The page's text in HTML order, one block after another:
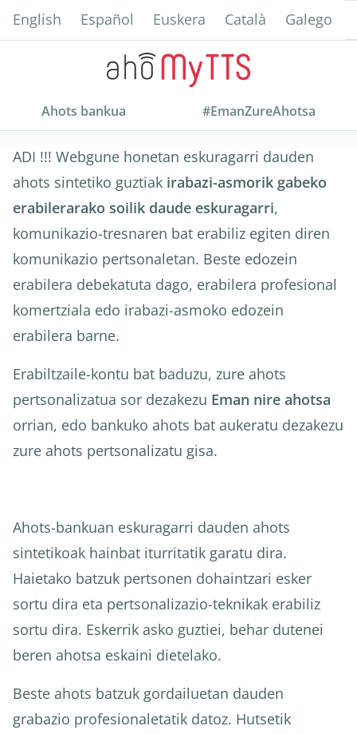
Skip
to
English Español Euskera Català Galego
Ahots bankua #EmanZureAhotsa
ADI !!! Webgune honetan eskuragarri dauden
ahots sintetiko guztiak irabazi-asmorik gabeko
erabilerarako soilik daude eskuragarri,
komunikazio-tresnaren bat erabiliz egiten diren
komunikazio pertsonaletan. Beste edozein
erabilera debekatuta dago, erabilera profesional
komertziala edo irabazi-asmoko edozein
erabilera barne.
Erabiltzaile-kontu bat baduzu, zure ahots
pertsonalizatua sor dezakezu Eman nire ahotsa
orrian, edo bankuko ahots bat aukeratu dezakezu
zure ahots pertsonalizatu gisa.
Ahots-bankuan eskuragarri dauden ahots
sintetikoak hainbat iturritatik garatu dira.
Haietako batzuk pertsonen dohaintzari esker
sortu dira eta pertsonalizazio-teknikak erabiliz
sortu dira. Eskerrik asko guztiei, behar dutenei
beren ahotsa eskaini dietelako.
Beste ahots batzuk gordailuetan dauden
grabazio profesionaletatik datoz. Hutsetik